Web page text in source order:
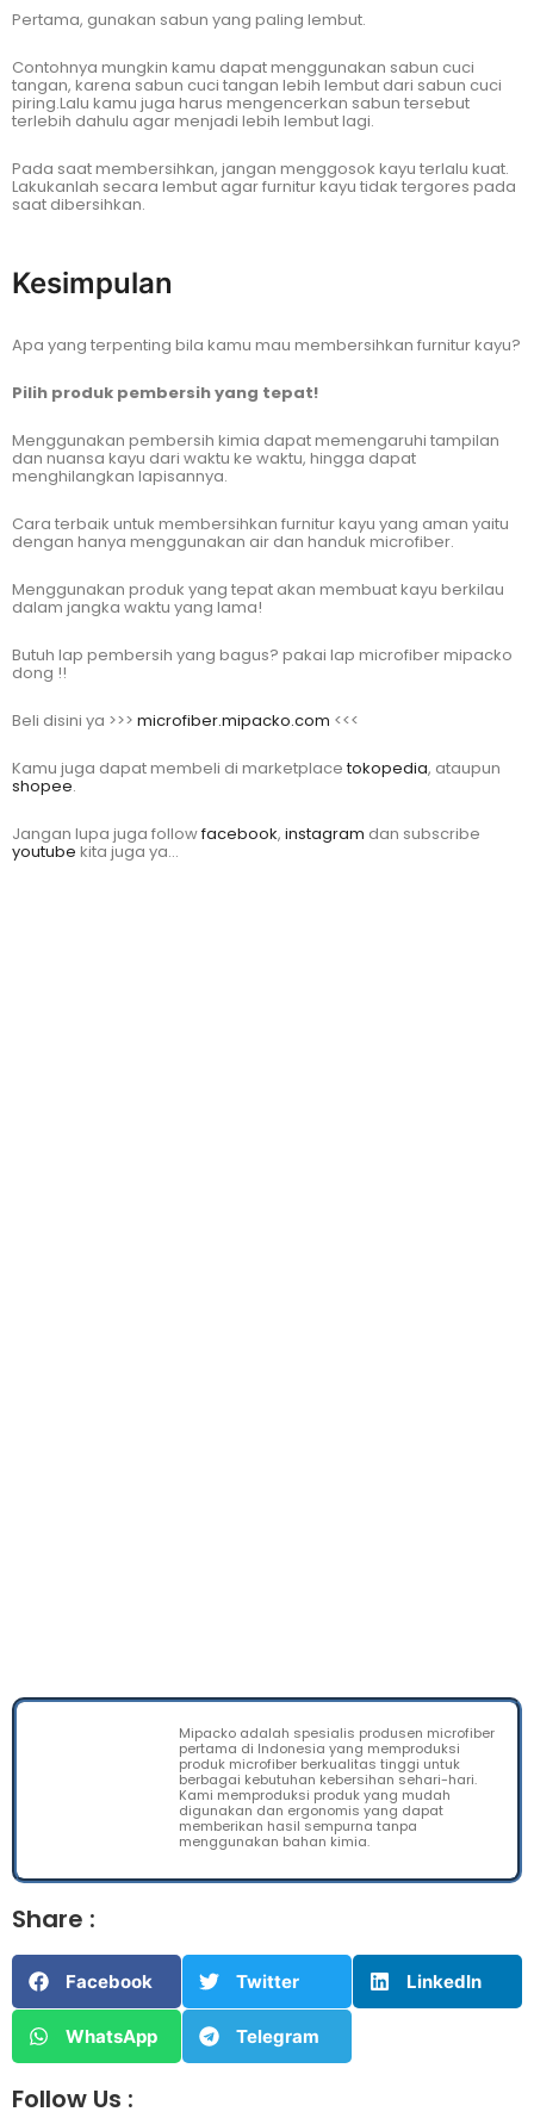
Pertama, gunakan sabun yang paling lembut.
Contohnya mungkin kamu dapat menggunakan sabun cuci
tangan, karena sabun cuci tangan lebih lembut dari sabun cuci
piring.Lalu kamu juga harus mengencerkan sabun tersebut
terlebih dahulu agar menjadi lebih lembut lagi.
Pada saat membersihkan, jangan menggosok kayu terlalu kuat.
Lakukanlah secara lembut agar furnitur kayu tidak tergores pada
saat dibersihkan.
Kesimpulan
Apa yang terpenting bila kamu mau membersihkan furnitur kayu?
Pilih produk pembersih yang tepat!
Menggunakan pembersih kimia dapat memengaruhi tampilan
dan nuansa kayu dari waktu ke waktu, hingga dapat
menghilangkan lapisannya.
Cara terbaik untuk membersihkan furnitur kayu yang aman yaitu
dengan hanya menggunakan air dan handuk microfiber.
Menggunakan produk yang tepat akan membuat kayu berkilau
dalam jangka waktu yang lama!
Butuh lap pembersih yang bagus? pakai lap microfiber mipacko
dong !!
Beli disini ya >>> microfiber.mipacko.com <<<
Kamu juga dapat membeli di marketplacetokopedia, ataupun
shopee.
Jangan lupa juga followfacebook, instagram dan subscribe
youtube kita juga ya…
Mipacko adalah spesialis produsen microfiber
pertama di Indonesia yang memproduksi
produk microfiber berkualitas tinggi untuk
berbagai kebutuhan kebersihan sehari-hari.
Kami memproduksi produk yang mudah
digunakan dan ergonomis yang dapat
memberikan hasil sempurna tanpa
menggunakan bahan kimia.
Share :
Facebook Twitter LinkedIn
WhatsApp Telegram
Follow Us :